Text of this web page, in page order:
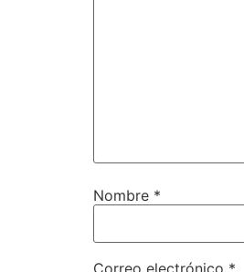
Nombre *
Correo electrónico *